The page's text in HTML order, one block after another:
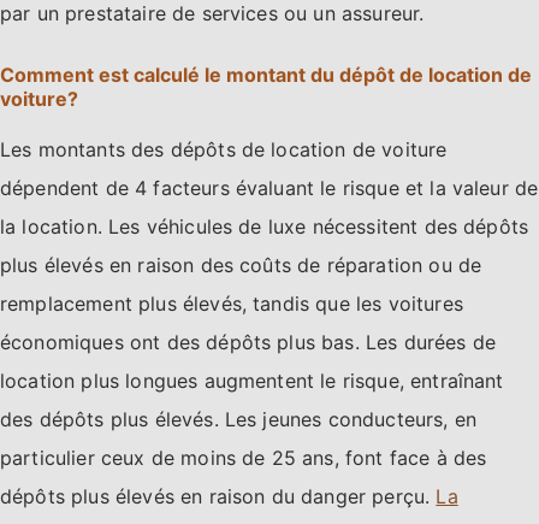
par un prestataire de services ou un assureur.
Comment est calculé le montant du dépôt de location de
voiture?
Les montants des dépôts de location de voiture
dépendent de 4 facteurs évaluant le risque et la valeur de
la location. Les véhicules de luxe nécessitent des dépôts
plus élevés en raison des coûts de réparation ou de
remplacement plus élevés, tandis que les voitures
économiques ont des dépôts plus bas. Les durées de
location plus longues augmentent le risque, entraînant
des dépôts plus élevés. Les jeunes conducteurs, en
particulier ceux de moins de 25 ans, font face à des
dépôts plus élevés en raison du danger perçu. La